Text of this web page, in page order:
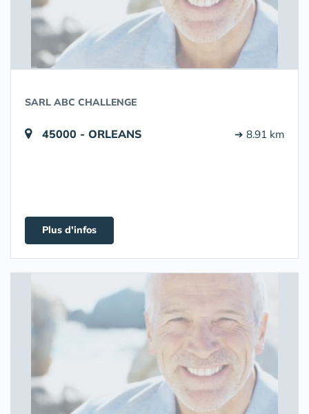
SARL ABC CHALLENGE
45000 - ORLEANS ➔ 8.91 km
Plus d'infos